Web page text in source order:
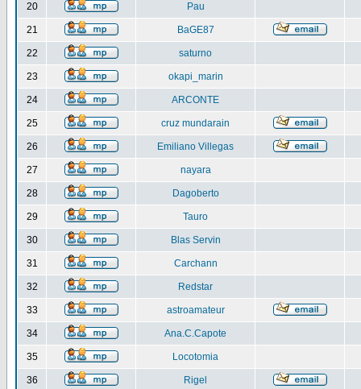
20 Pau
21 BaGE87
22 saturno
23 okapi_marin
24 ARCONTE
25 cruz mundarain
26 Emiliano Villegas
27 nayara
28 Dagoberto
29 Tauro
30 Blas Servin
31 Carchann
32 Redstar
33 astroamateur
34 Ana.C.Capote
35 Locotomia
36 Rigel